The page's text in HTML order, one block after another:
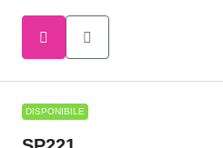
DISPONIBILE